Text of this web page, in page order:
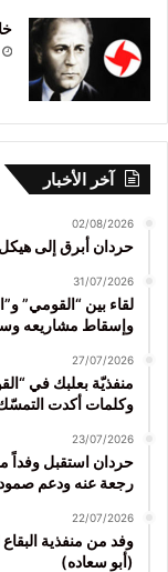
آخر الأخبار
02/08/2026
حردان أبرق إلى
31/07/2026
لقاء بين “القومي”
وإسقاط مشاريعه
27/07/2026
منفذيّة بعلبك في
وكلمات أكدت التمسّك
23/07/2026
حردان استقبل وفداً
رجعة عنه ودعم صمود
22/07/2026
وفد من منفذية
(أبو سعاده)